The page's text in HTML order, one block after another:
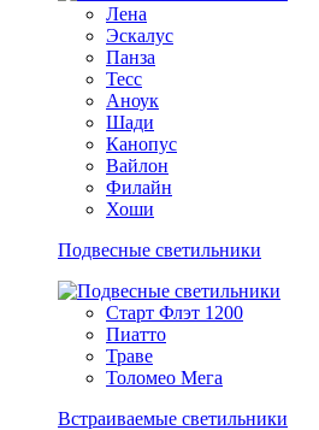
Лена
Эскалус
Панза
Тесс
Аноук
Шади
Канопус
Вайлон
Филайн
Хоши
Подвесные светильники
Старт Флэт 1200
Пиатто
Траве
Толомео Мега
Встраиваемые светильники